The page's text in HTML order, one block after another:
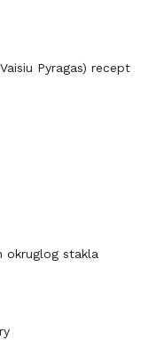
Pyragas) recept
okruglog stakla